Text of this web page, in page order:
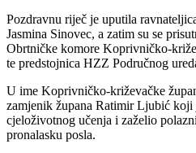
Pozdravnu riječ je uputila
Jasmina Sinovec, a zatim su se
Obrtničke komore Koprivničko-
te predstojnica HZZ Područnog
U ime Koprivničko-križevačke
zamjenik župana Ratimir Ljubić koji
cjeloživotnog učenja i zaželio
pronalasku posla.